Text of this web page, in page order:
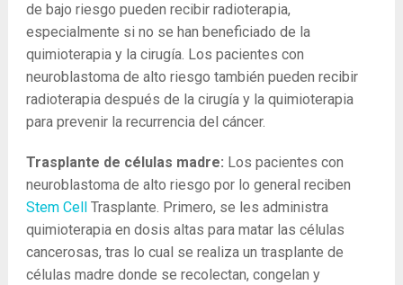
de bajo riesgo pueden recibir radioterapia,
especialmente si no se han beneficiado de la
quimioterapia y la cirugía. Los pacientes con
neuroblastoma de alto riesgo también pueden recibir
radioterapia después de la cirugía y la quimioterapia
para prevenir la recurrencia del cáncer.
Trasplante de células madre: Los pacientes con
neuroblastoma de alto riesgo por lo general reciben
Stem Cell Trasplante. Primero, se les administra
quimioterapia en dosis altas para matar las células
cancerosas, tras lo cual se realiza un trasplante de
células madre donde se recolectan, congelan y